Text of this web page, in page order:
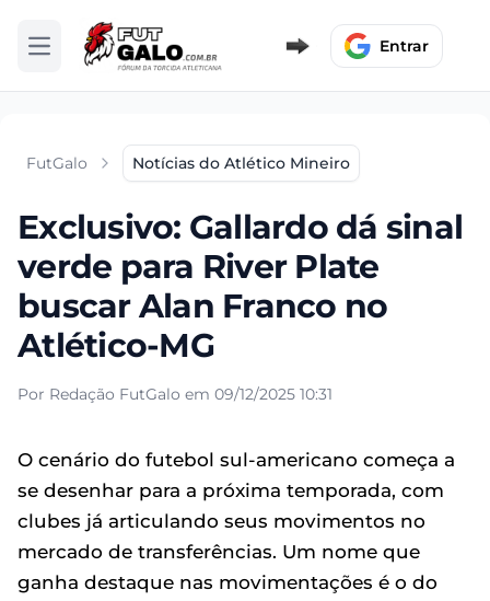
Abrir menu Entrar
FutGalo Notícias do Atlético Mineiro
Exclusivo: Gallardo dá sinal
verde para River Plate
buscar Alan Franco no
Atlético-MG
Por Redação FutGalo em 09/12/2025 10:31
O cenário do futebol sul-americano começa a
se desenhar para a próxima temporada, com
clubes já articulando seus movimentos no
mercado de transferências. Um nome que
ganha destaque nas movimentações é o do